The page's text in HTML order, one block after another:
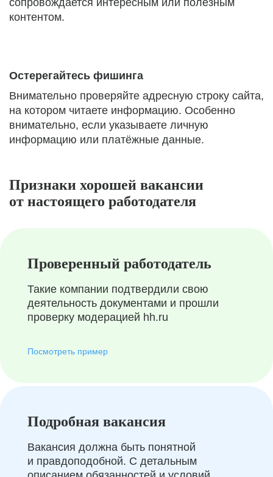
сопровождается интересным или полезным
контентом.
Остерегайтесь фишинга
Внимательно проверяйте адресную строку сайта,
на котором читаете информацию. Особенно
внимательно, если указываете личную
информацию или платёжные данные.
Признаки хорошей вакансии
от настоящего работодателя
Проверенный работодатель
Такие компании подтвердили свою
деятельность документами и прошли
проверку модерацией hh.ru
Посмотреть пример
Подробная вакансия
Вакансия должна быть понятной
и правдоподобной. С детальным